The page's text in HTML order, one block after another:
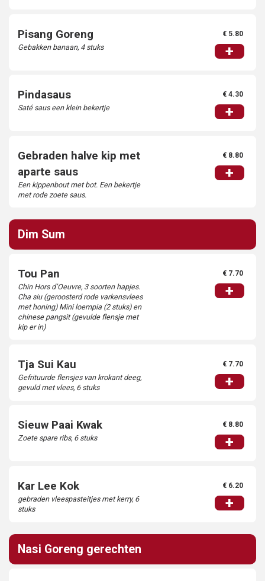
Pisang Goreng
Gebakken banaan, 4 stuks
€ 5.80
+
Pindasaus
Saté saus een klein bekertje
€ 4.30
+
Gebraden halve kip met
aparte saus
Een kippenbout met bot. Een bekertje
met rode zoete saus.
€ 8.80
+
Dim Sum
Tou Pan
Chin Hors d’Oeuvre, 3 soorten hapjes.
Cha siu (geroosterd rode varkensvlees
met honing) Mini loempia (2 stuks) en
chinese pangsit (gevulde flensje met
kip er in)
€ 7.70
+
Tja Sui Kau
Gefrituurde flensjes van krokant deeg,
gevuld met vlees, 6 stuks
€ 7.70
+
Sieuw Paai Kwak
Zoete spare ribs, 6 stuks
€ 8.80
+
Kar Lee Kok
gebraden vleespasteitjes met kerry, 6
stuks
€ 6.20
+
Nasi Goreng gerechten